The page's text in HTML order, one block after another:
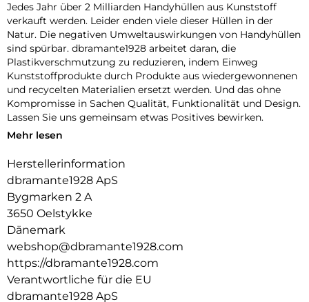
Jedes Jahr über 2 Milliarden Handyhüllen aus Kunststoff
verkauft werden. Leider enden viele dieser Hüllen in der
Natur. Die negativen Umweltauswirkungen von Handyhüllen
sind spürbar. dbramante1928 arbeitet daran, die
Plastikverschmutzung zu reduzieren, indem Einweg
Kunststoffprodukte durch Produkte aus wiedergewonnenen
und recycelten Materialien ersetzt werden. Und das ohne
Kompromisse in Sachen Qualität, Funktionalität und Design.
Lassen Sie uns gemeinsam etwas Positives bewirken.
ZERTIFIZIERTER RECYCLINGKUNSTSTOFF:
Wir verwenden ausschließlich GRSzertifizierten
Recyclingkunststoff. So können wir mit Sicherheit wissen,
dass unsere Produkte so sind, wie wir sie bewerben.
AUSSEN SCHLANK,INNEN GROSSZÜGIG:
ein Portemonnaie mit Platz für bis zu 3 Karten.
KICKSTAND-FUNKTION:
Verfügt über eine klappbare Rückseite für freihändiges und
Mehr lesen
Herstellerinformation
dbramante1928 ApS
Bygmarken 2 A
3650 Oelstykke
Dänemark
webshop@dbramante1928.com
https://dbramante1928.com
Verantwortliche für die EU
dbramante1928 ApS